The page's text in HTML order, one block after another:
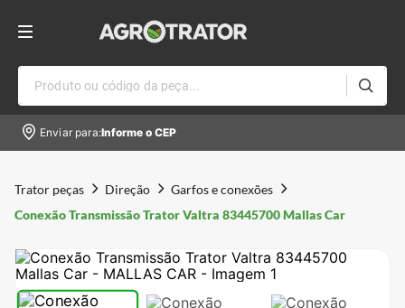
Produto ou código da peça...
Enviar para:Informe o CEP
Trator peças Direção
Garfos e conexões
Conexão Transmissão Trator Valtra 83445700 Mallas Car